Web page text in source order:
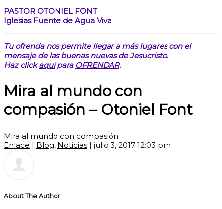
PASTOR OTONIEL FONT
Iglesias Fuente de Agua Viva
Tu ofrenda nos permite llegar a más lugares con el
mensaje de las buenas nuevas de Jesucristo.
Haz clickaquípara OFRENDAR.
Mira al mundo con
compasión – Otoniel Font
Mira al mundo con compasión
Enlace | Blog, Noticias | julio 3, 2017 12:03 pm
About The Author